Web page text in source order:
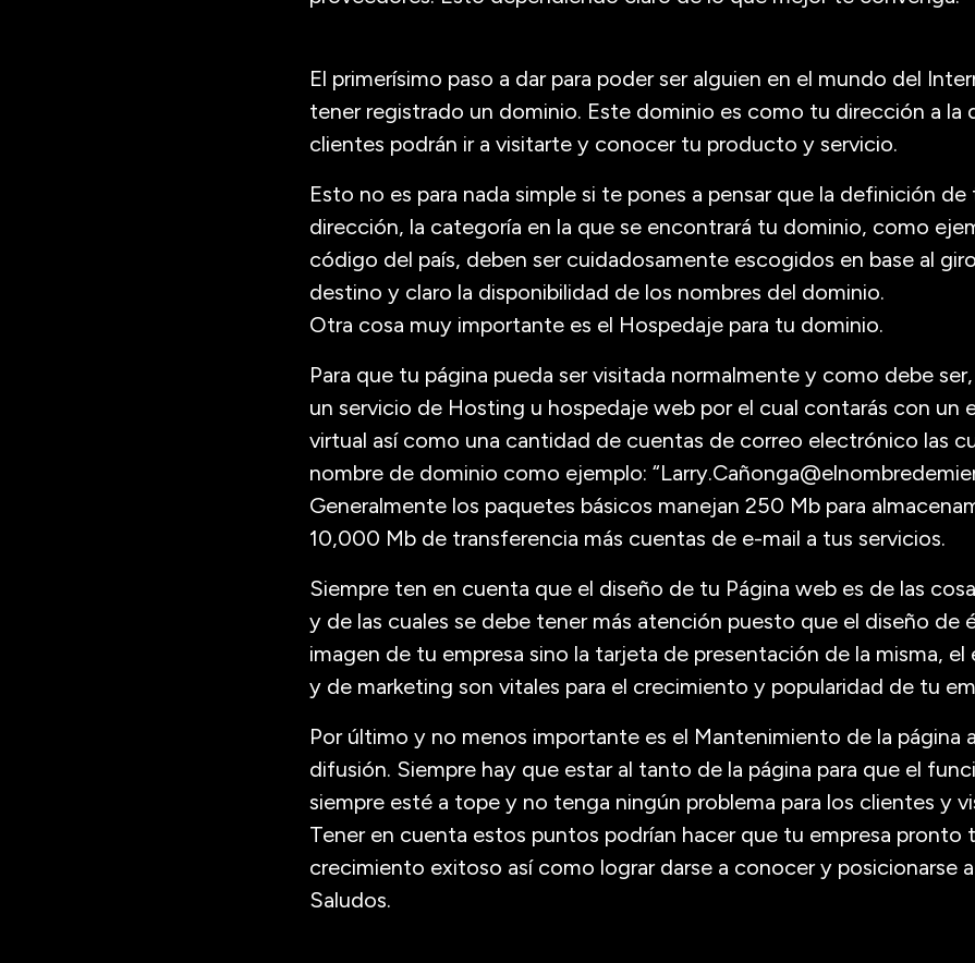
El primerísimo paso a dar para poder ser alguien en el mundo del
tener registrado un dominio. Este dominio es como tu dirección a la
clientes podrán ir a visitarte y conocer tu producto y servicio.
Esto no es para nada simple si te pones a pensar que la definición
dirección, la categoría en la que se encontrará tu dominio, como
código del país, deben ser cuidadosamente escogidos en base al
destino y claro la disponibilidad de los nombres del dominio.
Otra cosa muy importante es el Hospedaje para tu dominio.
Para que tu página pueda ser visitada normalmente y como debe
un servicio de Hosting u hospedaje web por el cual contarás con un
virtual así como una cantidad de cuentas de correo electrónico las
nombre de dominio como ejemplo:
Generalmente los paquetes básicos manejan 250 Mb para
10,000 Mb de transferencia más cuentas de e-mail a tus servicios.
Siempre ten en cuenta que el diseño de tu Página web es de las
y de las cuales se debe tener más atención puesto que el diseño de
imagen de tu empresa sino la tarjeta de presentación de la misma,
y de marketing son vitales para el crecimiento y popularidad de tu
Por último y no menos importante es el Mantenimiento de la página
difusión. Siempre hay que estar al tanto de la página para que el
siempre esté a tope y no tenga ningún problema para los clientes y
Tener en cuenta estos puntos podrían hacer que tu empresa pronto
crecimiento exitoso así como lograr darse a conocer y posicionarse
Saludos.